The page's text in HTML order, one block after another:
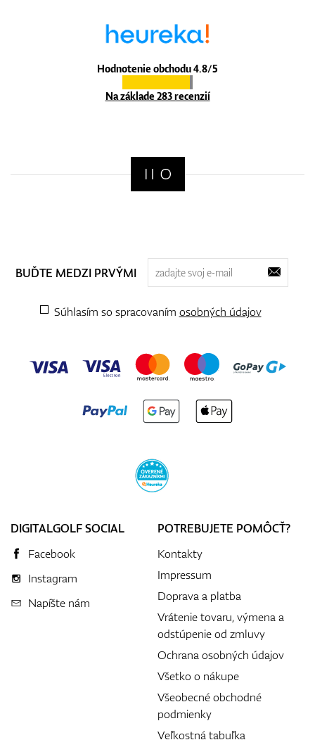
Hodnotenie obchodu 4.8/5
Na základe 283 recenzií
BUĎTE MEDZI PRVÝMI
Súhlasím so spracovaním osobných údajov
DIGITALGOLF SOCIAL
Facebook
Instagram
Napíšte nám
POTREBUJETE POMÔCŤ?
Kontakty
Impressum
Doprava a platba
Vrátenie tovaru, výmena a
odstúpenie od zmluvy
Ochrana osobných údajov
Všetko o nákupe
Všeobecné obchodné
podmienky
Veľkostná tabuľka